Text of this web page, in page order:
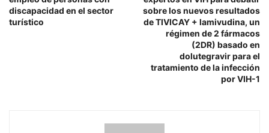
discapacidad en el sector
turístico
sobre los nuevos resultados
de TIVICAY + lamivudina, un
régimen de 2 fármacos
(2DR) basado en
dolutegravir para el
tratamiento de la infección
por VIH-1